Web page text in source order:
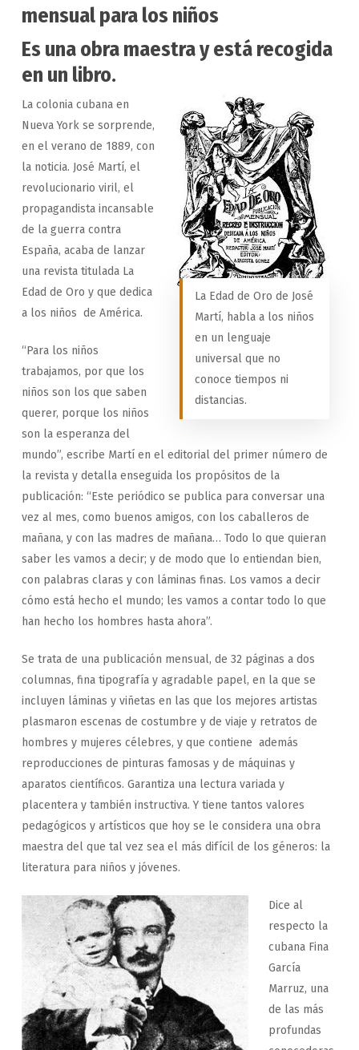
mensual para los niños
Es una obra maestra y está recogida
en un libro.
La Edad de Oro de José
Martí, habla a los niños
en un lenguaje
universal que no
conoce tiempos ni
distancias.
La colonia cubana en
Nueva York se sorprende,
en el verano de 1889, con
la noticia. José Martí, el
revolucionario viril, el
propagandista incansable
de la guerra contra
España, acaba de lanzar
una revista titulada La
Edad de Oro y que dedica
a los niños de América.
“Para los niños
trabajamos, por que los
niños son los que saben
querer, porque los niños
son la esperanza del
mundo”, escribe Martí en el editorial del primer número de
la revista y detalla enseguida los propósitos de la
publicación: “Este periódico se publica para conversar una
vez al mes, como buenos amigos, con los caballeros de
mañana, y con las madres de mañana… Todo lo que quieran
saber les vamos a decir; y de modo que lo entiendan bien,
con palabras claras y con láminas finas. Los vamos a decir
cómo está hecho el mundo; les vamos a contar todo lo que
han hecho los hombres hasta ahora”.
Se trata de una publicación mensual, de 32 páginas a dos
columnas, fina tipografía y agradable papel, en la que se
incluyen láminas y viñetas en las que los mejores artistas
plasmaron escenas de costumbre y de viaje y retratos de
hombres y mujeres célebres, y que contiene además
reproducciones de pinturas famosas y de máquinas y
aparatos científicos. Garantiza una lectura variada y
placentera y también instructiva. Y tiene tantos valores
pedagógicos y artísticos que hoy se le considera una obra
maestra del que tal vez sea el más difícil de los géneros: la
literatura para niños y jóvenes.
Dice al
respecto la
cubana Fina
García
Marruz, una
de las más
profundas